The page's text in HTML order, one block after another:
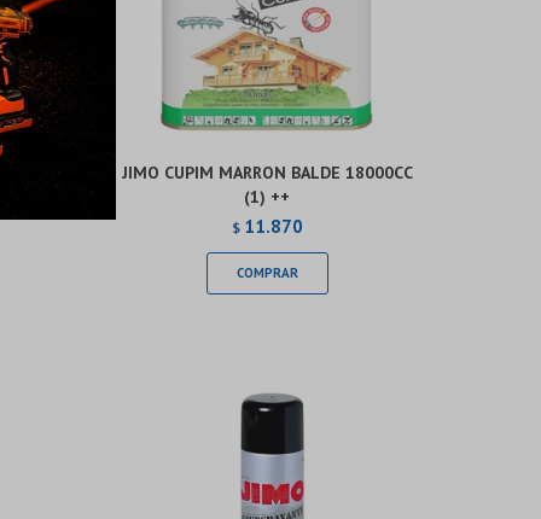
JIMO CUPIM MARRON BALDE 18000CC
(1) ++
$ 11.870